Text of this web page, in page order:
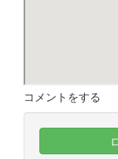
コメントをする